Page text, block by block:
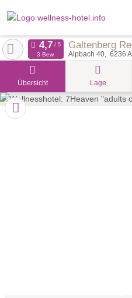
Galtenberg
Alpbach 40 6236
3 Bew.
Übersicht Lage